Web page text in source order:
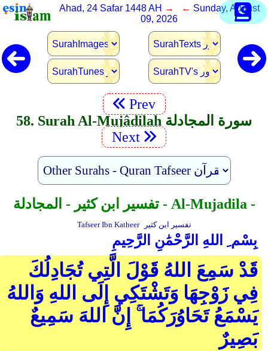
Ahad, 24 Safar 1448 AH → ← Sunday, August
09, 2026
Prev
58. Surah Al-Mujâdilah سورة المجادلة
Next
تفسير ابن كثير - المجادلة - Al-Mujadila -
Tafseer Ibn Katheer تفسير ابن كثير
بِسْم ِ اللهِ الرَّحْمَٰنِ الرَّحِيمِ
قَدْ سَمِعَ اللهُ قَوْلَ الَّتِي تُجَادِلُكَ
فِي زَوْجِهَا وَتَشْتَكِي إِلَى اللهِ وَاللهُ
يَسْمَعُ تَحَاوُرَكُمَا ۚ إِنَّ اللهَ سَمِيعٌ
بَصِيرٌ